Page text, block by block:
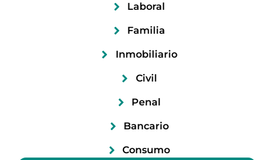
Laboral
Familia
Inmobiliario
Civil
Penal
Bancario
Consumo